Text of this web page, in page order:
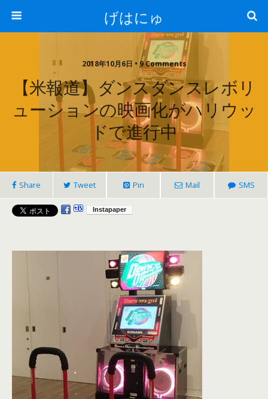
げはにゅ
2018年10月6日 • 9 Comments
【米報道】ダンスダンスレボリ
ューションの映画化がハリウッ
ドで進行中
Share Tweet Pin Mail SMS